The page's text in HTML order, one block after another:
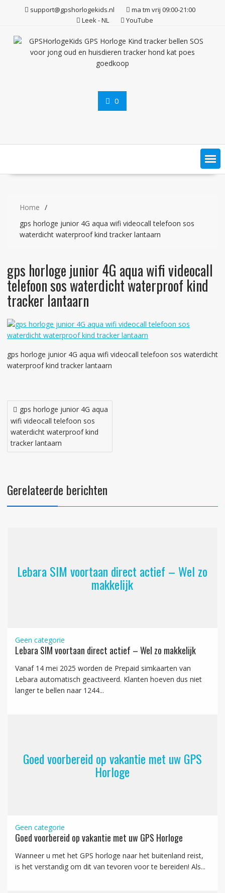
inhoud
support@gpshorlogekids.nl
ma tm vrij 09:00-21:00
Leek - NL
YouTube
0
Home
gps horloge junior 4G aqua wifi videocall telefoon sos
waterdicht waterproof kind tracker lantaarn
gps horloge junior 4G aqua wifi videocall
telefoon sos waterdicht waterproof kind
tracker lantaarn
gps horloge junior 4G aqua wifi videocall telefoon sos waterdicht
waterproof kind tracker lantaarn
Bericht
navigatie
gps horloge junior 4G aqua
wifi videocall telefoon sos
waterdicht waterproof kind
tracker lantaarn
Gerelateerde berichten
Lebara SIM voortaan direct actief – Wel zo
makkelijk
Geen categorie
Lebara SIM voortaan direct actief – Wel zo makkelijk
Vanaf 14 mei 2025 worden de Prepaid simkaarten van
Lebara automatisch geactiveerd. Klanten hoeven dus niet
langer te bellen naar 1244...
Goed voorbereid op vakantie met uw GPS
Horloge
Geen categorie
Goed voorbereid op vakantie met uw GPS Horloge
Wanneer u met het GPS horloge naar het buitenland reist,
is het verstandig om dit van tevoren voor te bereiden! Als...